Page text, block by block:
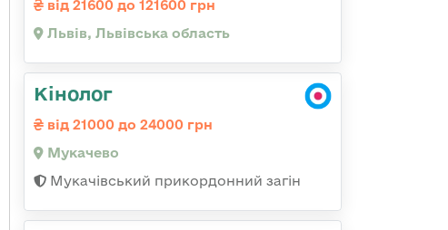
від 21600 до 121600 грн
Львів, Львівська область
Кінолог
від 21000 до 24000 грн
Мукачево
Мукачівський прикордонний загін